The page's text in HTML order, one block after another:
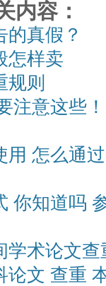
内容：
真假？
怎样卖
规则
注意这些
用 怎么通
你知道吗
学术论文
论文 查重